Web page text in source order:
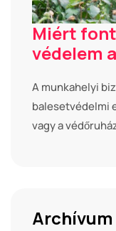
Miért
védelem a
A munkahelyi
balesetvédelmi
vagy a
Archívum